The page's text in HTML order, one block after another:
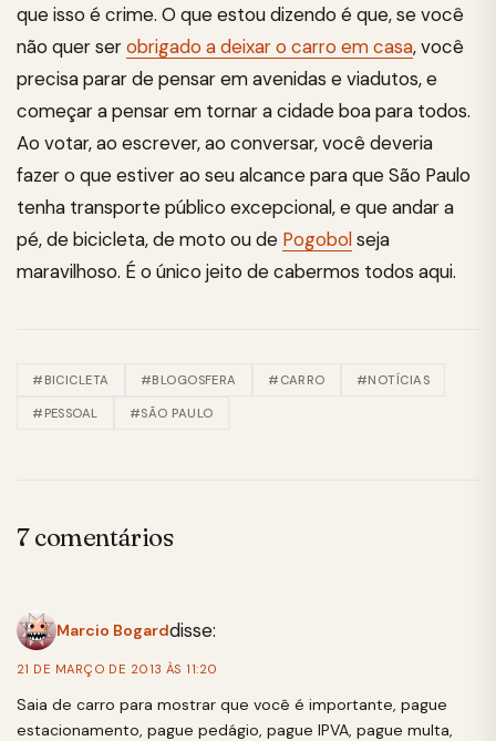
que isso é crime. O que estou dizendo é que, se você
não quer serobrigado a deixar o carro em casa, você
precisa parar de pensar em avenidas e viadutos, e
começar a pensar em tornar a cidade boa para todos.
Ao votar, ao escrever, ao conversar, você deveria
fazer o que estiver ao seu alcance para que São Paulo
tenha transporte público excepcional, e que andar a
pé, de bicicleta, de moto ou de Pogobolseja
maravilhoso. É o único jeito de cabermos todos aqui.
#BICICLETA #BLOGOSFERA #CARRO #NOTÍCIAS
#PESSOAL #SÃO PAULO
7 comentários
Marcio Bogarddisse:
21 DE MARÇO DE 2013 ÀS 11:20
Saia de carro para mostrar que você é importante, pague
estacionamento, pague pedágio, pague IPVA, pague multa,